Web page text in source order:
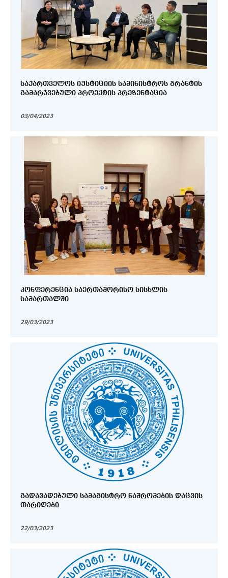
ᲡᲐᲥᲐᲠᲗᲕᲔᲚᲝᲡ ᲘᲣᲡᲢᲘᲪᲘᲘᲡ ᲡᲐᲛᲘᲜᲘᲡᲢᲠᲝᲡ ᲒᲠᲐᲜᲢᲘᲡ
ᲒᲐᲛᲐᲠᲯᲕᲔᲑᲣᲚᲘ ᲞᲠᲝᲔᲥᲢᲘᲡ ᲞᲠᲔᲖᲔᲜᲢᲐᲪᲘᲐ
03/04/2023
ᲙᲝᲜᲤᲔᲠᲔᲜᲪᲘᲐ ᲡᲐᲔᲠᲗᲐᲨᲝᲠᲘᲡᲝ ᲡᲘᲡᲮᲚᲘᲡ
ᲡᲐᲛᲐᲠᲗᲐᲚᲨᲘ
29/03/2023
ᲒᲐᲓᲐᲕᲐᲓᲔᲑᲣᲚᲘ ᲡᲐᲛᲐᲒᲘᲡᲢᲠᲝ ᲜᲐᲨᲠᲝᲛᲔᲑᲘᲡ ᲓᲐᲪᲕᲘᲡ
ᲗᲐᲠᲘᲦᲔᲑᲘ
22/03/2023